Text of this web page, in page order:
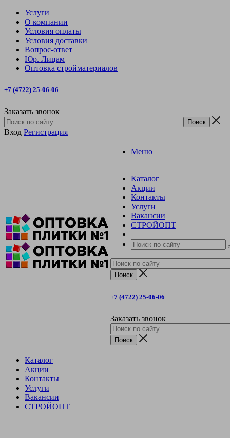
Услуги
О компании
Условия оплаты
Условия доставки
Вопрос-ответ
Юр. Лицам
Оптовка стройматериалов
+7 (4722) 25-06-06
Заказать звонок
Вход Регистрация
Меню
Каталог
Акции
Контакты
Услуги
Вакансии
СТРОЙОПТ
+7 (4722) 25-06-06
Заказать звонок
Каталог
Акции
Контакты
Услуги
Вакансии
СТРОЙОПТ